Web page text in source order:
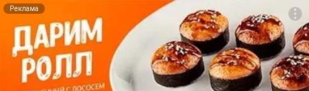
Реклама